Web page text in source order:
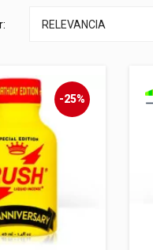
RELEVANCIA
-25%